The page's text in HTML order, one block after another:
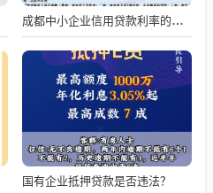
成都中小企业信用贷款利率的影响因素与应对策略
国有企业抵押贷款是否违法？